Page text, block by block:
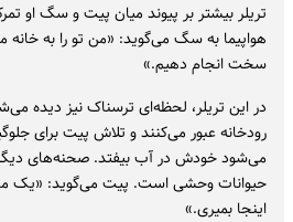
تریلر بیشتر بر پیوند میان پیت و سگ او
هواپیما به سگ می‌گوید: «من تو را به خانه
سخت انجام دهیم.»
در این تریلر، لحظه‌ای ترسناک نیز دیده
رودخانه عبور می‌کنند و تلاش پیت برای
می‌شود خودش در آب بیفتد. صحنه‌های دیگر
حیوانات وحشی است. پیت می‌گوید: «یک
اینجا بمیری.»